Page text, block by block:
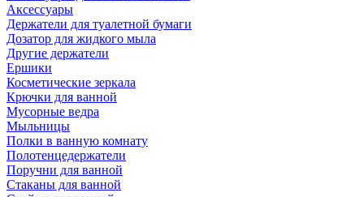
Аксессуары
Держатели для туалетной бумаги
Дозатор для жидкого мыла
Другие держатели
Ершики
Косметические зеркала
Крючки для ванной
Мусорные ведра
Мыльницы
Полки в ванную комнату
Полотенцедержатели
Поручни для ванной
Стаканы для ванной